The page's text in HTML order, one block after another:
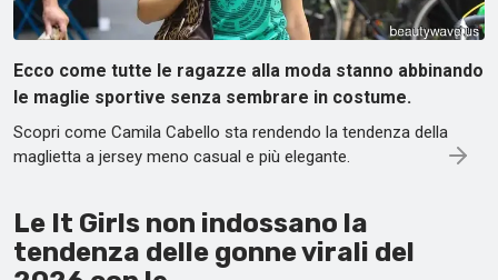
Ecco come tutte le ragazze alla moda stanno abbinando
le maglie sportive senza sembrare in costume.
Scopri come Camila Cabello sta rendendo la tendenza della
maglietta a jersey meno casual e più elegante.
Le It Girls non indossano la
tendenza delle gonne virali del